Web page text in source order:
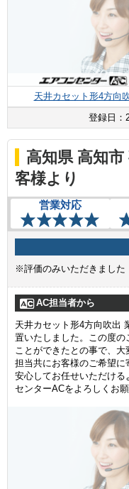
天井カセット形4方向
登録日：
高知県 高知
客様より
営業対応
※評価のみいただきました
AC担当者から
天井カセット形4方向吹出
置いたしました。この度の
ことができたとの事で、
担当共にお客様のご希望に
安心してお任せいただけ
センターACをよろしくお願